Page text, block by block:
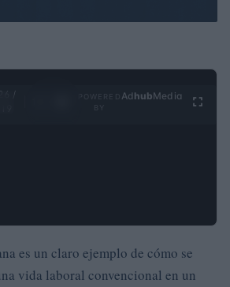
/
Ad hubMedia
es un claro ejemplo de cómo se
vida laboral convencional en un